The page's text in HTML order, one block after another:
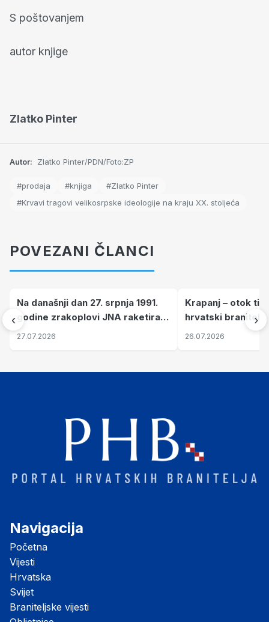
S poštovanjem
autor knjige
Zlatko Pinter
Autor: Zlatko Pinter/PDN/Foto:ZP
#prodaja #knjiga
#Zlatko Pinter
#Krvavi tragovi velikosrpske ideologije na kraju XX. stoljeća
POVEZANI ČLANCI
‹
Na današnji dan 27. srpnja 1991.
godine zrakoplovi JNA raketirali
su vojarnu i obučni centar "Nikola
27.07.2026
Krapanj – otok
hrvatski branitelji
pronalaze mir
26.07.2026
›
Navigacija
Početna
Vijesti
Hrvatska
Svijet
Braniteljske vijesti